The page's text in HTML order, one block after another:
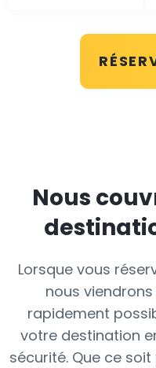
Nous
Lorsque vous
nous
rapidement
votre destination
sécurité. Que ce